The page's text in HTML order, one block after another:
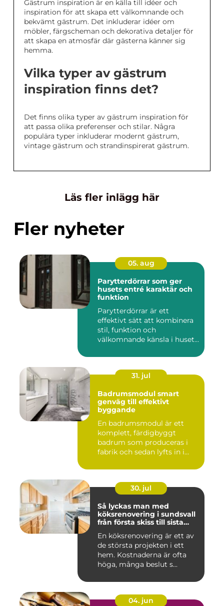
Gästrum inspiration är en källa till idéer och
inspiration för att skapa ett välkomnande och
bekvämt gästrum. Det inkluderar idéer om
möbler, färgscheman och dekorativa detaljer för
att skapa en atmosfär där gästerna känner sig
hemma.
Vilka typer av gästrum
inspiration finns det?
Det finns olika typer av gästrum inspiration för
att passa olika preferenser och stilar. Några
populära typer inkluderar modernt gästrum,
vintage gästrum och strandinspirerat gästrum.
Läs fler inlägg här
Fler nyheter
05. aug
Parytterdörrar som ger
husets entré karaktär och
funktion
Parytterdörrar är ett
effektivt sätt att kombinera
stil, funktion och
välkomnande känsla i husets
31. jul
Badrumsmodul smart
genväg till effektivt
byggande
En badrumsmodul är ett
komplett, färdigbyggt
badrum som produceras i
fabrik och sedan lyfts in i
30. jul
Så lyckas man med
köksrenovering i sundsvall
från första skiss till sista
En köksrenovering är ett av
de största projekten i ett
hem. Kostnaderna är ofta
höga, många beslut s...
04. jun